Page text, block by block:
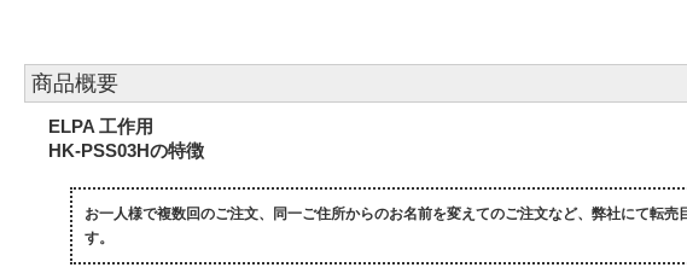
商品概要
ELPA 工作用
HK-PSS03Hの特徴
お一人様で複数回のご注文、同一ご住所からのお名前を変えてのご注文など、弊社にて転
す。